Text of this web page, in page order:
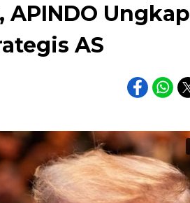
APINDO Ungkap
AS